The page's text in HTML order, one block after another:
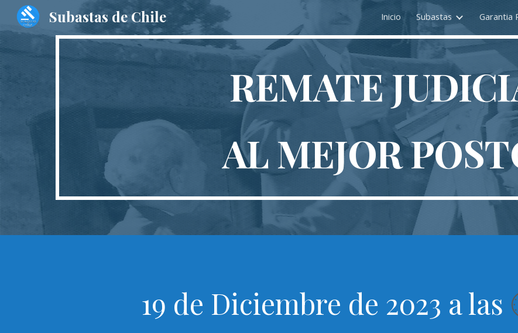
Skip to
Subastas de Chile Inicio Subastas Garantia
REMATE
AL MEJOR
19 de Diciembre de 2023 a las